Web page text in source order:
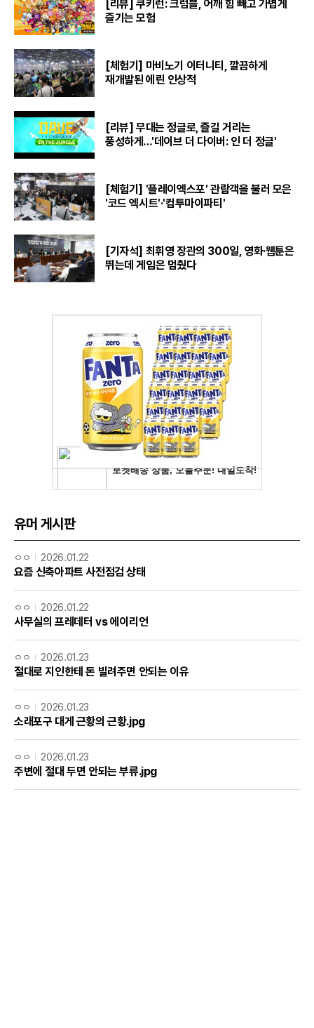
[리뷰] 쿠키런: 크럼블, 어깨 힘 빼고 가볍게
즐기는 모험
[체험기] 마비노기 이터니티, 깔끔하게
재개발된 에린 인상적
[리뷰] 무대는 정글로, 즐길 거리는
풍성하게…'데이브 더 다이버: 인 더 정글'
[체험기] '플레이엑스포' 관람객을 불러 모은
'코드 엑시트'·'컴투마이파티'
[기자석] 최휘영 장관의 300일, 영화·웹툰은
뛰는데 게임은 멈췄다
유머 게시판
ㅇㅇ 2026.01.22
요즘 신축아파트 사전점검 상태
ㅇㅇ 2026.01.22
사무실의 프레데터 vs 에이리언
ㅇㅇ 2026.01.23
절대로 지인한테 돈 빌려주면 안되는 이유
ㅇㅇ 2026.01.23
소래포구 대게 근황의 근황.jpg
ㅇㅇ 2026.01.23
주변에 절대 두면 안되는 부류.jpg